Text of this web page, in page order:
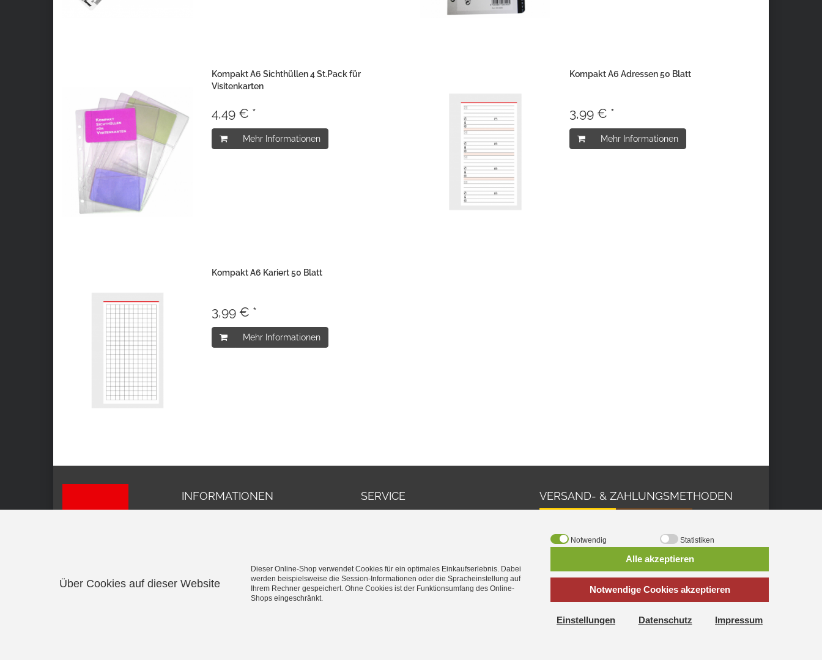
Kompakt A6 Sichthüllen 4 St.Pack für
Visitenkarten
4,49 € *
Mehr Informationen
Kompakt A6 Adressen 50 Blatt
3,99 € *
Mehr Informationen
Kompakt A6 Kariert 50 Blatt
3,99 € *
Mehr Informationen
INFORMATIONEN
Vertrag widerrufen
SERVICE VERSAND- & ZAHLUNGSMETHODEN
Über Cookies auf dieser Website
Dieser Online-Shop verwendet Cookies für ein optimales Einkaufserlebnis. Dabei
werden beispielsweise die Session-Informationen oder die Spracheinstellung auf
Ihrem Rechner gespeichert. Ohne Cookies ist der Funktionsumfang des Online-
Shops eingeschränkt.
Notwendig Statistiken
Alle akzeptieren
Notwendige Cookies akzeptieren
Einstellungen Datenschutz Impressum